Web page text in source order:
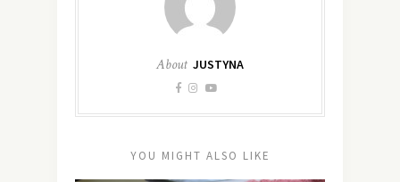
About JUSTYNA
YOU MIGHT ALSO LIKE